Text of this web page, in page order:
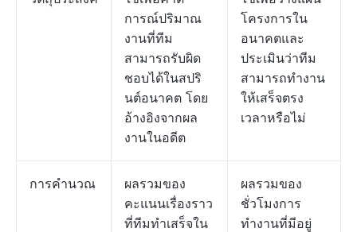
การณ์ปริมาณ
งานที่ทีม
สามารถรับผิด
ชอบได้ในสปริ
นต์อนาคต โดย
อ้างอิงจากผล
งานในอดีต
โครงการใน
อนาคตและ
ประเมินว่าทีม
สามารถทำงาน
ให้เสร็จตรง
เวลาหรือไม่
การคำนวณ
ผลรวมของ
คะแนนเรื่องราว
ที่ทีมทำเสร็จใน
ผลรวมของ
ชั่วโมงการ
ทำงานที่มีอยู่